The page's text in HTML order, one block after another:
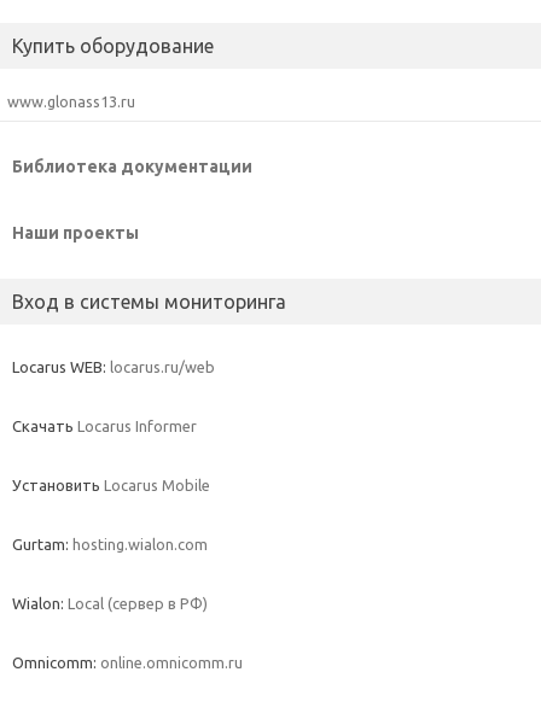
Купить оборудование
www.glonass13.ru
Библиотека документации
Наши проекты
Вход в системы мониторинга
Locarus WEB: locarus.ru/web
Скачать Locarus Informer
Установить Locarus Mobile
Gurtam: hosting.wialon.com
Wialon: Local (сервер в РФ)
Omnicomm: online.omnicomm.ru